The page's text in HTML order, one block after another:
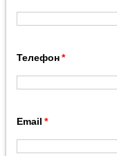
Телефон
Email